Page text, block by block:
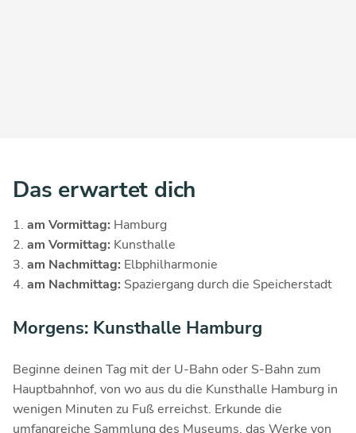
Das erwartet dich
am Vormittag: Hamburg
am Vormittag: Kunsthalle
am Nachmittag: Elbphilharmonie
am Nachmittag: Spaziergang durch die Speicherstadt
Morgens: Kunsthalle Hamburg
Beginne deinen Tag mit der U-Bahn oder S-Bahn zum
Hauptbahnhof, von wo aus du die Kunsthalle Hamburg in
wenigen Minuten zu Fuß erreichst. Erkunde die
umfangreiche Sammlung des Museums, das Werke von